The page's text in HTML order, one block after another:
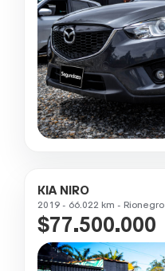
KIA NIRO
2019 - 66.022 km - Rionegro
$77.500.000